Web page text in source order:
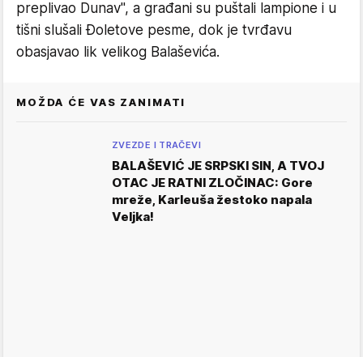
preplivao Dunav", a građani su puštali lampione i u
tišni slušali Đoletove pesme, dok je tvrđavu
obasjavao lik velikog Balaševića.
MOŽDA ĆE VAS ZANIMATI
ZVEZDE I TRAČEVI
BALAŠEVIĆ JE SRPSKI SIN, A TVOJ
OTAC JE RATNI ZLOČINAC: Gore
mreže, Karleuša žestoko napala
Veljka!